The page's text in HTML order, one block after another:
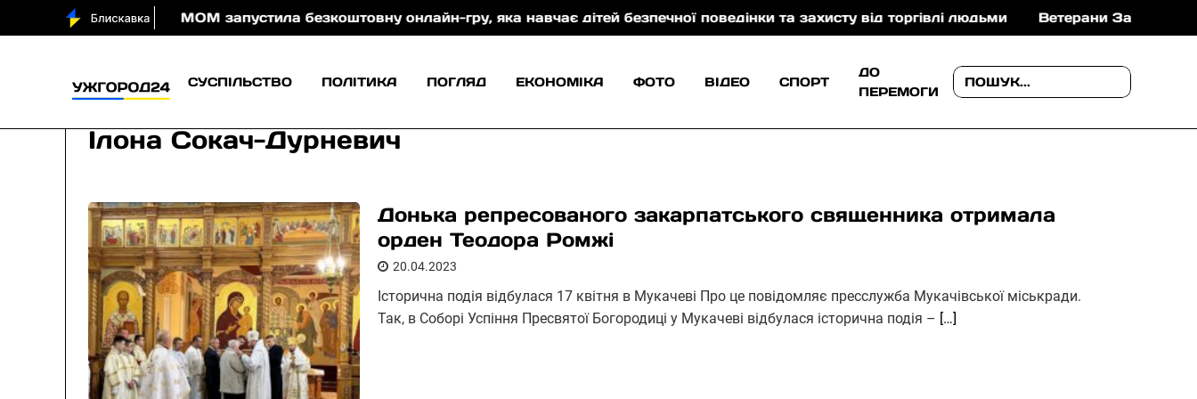
вночі МОМ запустила безкоштовну онлайн-гру, яка навчає дітей безпечної поведінки та захисту від торгівлі людьми Ветерани Закарпаття можуть
СУСПІЛЬСТВО ПОЛІТИКА ПОГЛЯД ЕКОНОМІКА ФОТО ВІДЕО СПОРТ
ДО
ПЕРЕМОГИ
Ілона Сокач-Дурневич
Донька репресованого закарпатського священника отримала
орден Теодора Ромжі
20.04.2023
Історична подія відбулася 17 квітня в Мукачеві Про це повідомляє пресслужба Мукачівської міськради.
Так, в Соборі Успіння Пресвятої Богородиці у Мукачеві відбулася історична подія – […]